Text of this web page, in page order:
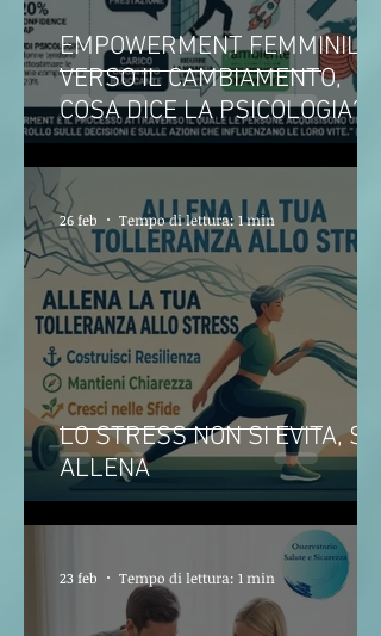
EMPOWERMENT FEMMINILE
VERSO IL CAMBIAMENTO,
COSA DICE LA PSICOLOGIA?
LO STRESS NON SI EVITA, SI
ALLENA
26 feb Tempo di lettura: 1 min
23 feb Tempo di lettura: 1 min